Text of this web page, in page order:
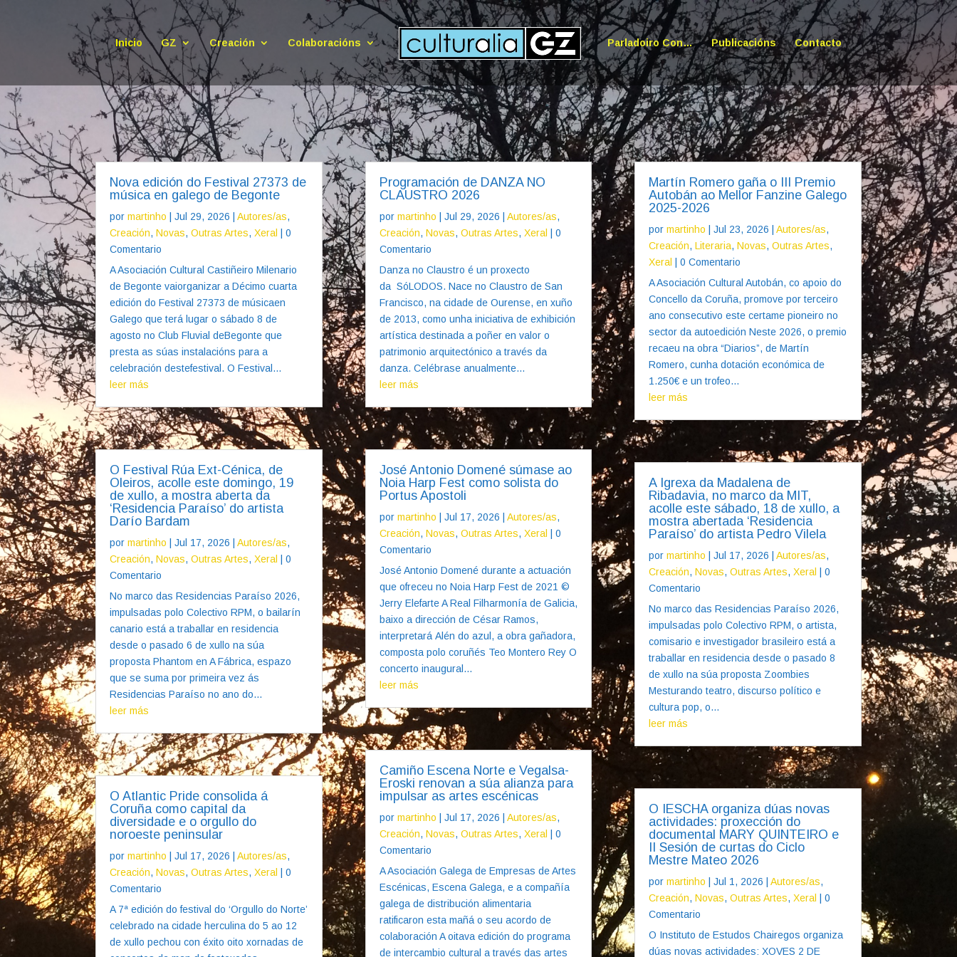
Inicio GZ Creación Colaboracións Parladoiro Con… Publicacións Contacto
Nova edición do Festival 27373 de
música en galego de Begonte
pormartinho |Jul 29, 2026 |Autores/as,
Creación,Novas,Outras Artes,Xeral
| 0
Comentario
A Asociación Cultural Castiñeiro Milenario
de Begonte vaiorganizar a Décimo cuarta
edición do Festival 27373 de músicaen
Galego que terá lugar o sábado 8 de
agosto no Club Fluvial deBegonte que
presta as súas instalacións para a
celebración destefestival. O Festival...
leer más
O Festival Rúa Ext-Cénica, de
Oleiros, acolle este domingo, 19
de xullo, a mostra aberta da
‘Residencia Paraíso’ do artista
Darío Bardam
pormartinho |Jul 17, 2026 |Autores/as,
Creación,Novas,Outras Artes,Xeral
| 0
Comentario
No marco das Residencias Paraíso 2026,
impulsadas polo Colectivo RPM, o bailarín
canario está a traballar en residencia
desde o pasado 6 de xullo na súa
proposta Phantom en A Fábrica, espazo
que se suma por primeira vez ás
Residencias Paraíso no ano do...
leer más
O Atlantic Pride consolida á
Coruña como capital da
diversidade e o orgullo do
noroeste peninsular
pormartinho |Jul 17, 2026 |Autores/as,
Creación,Novas,Outras Artes,Xeral
| 0
Comentario
A 7ª edición do festival do ‘Orgullo do Norte’
celebrado na cidade herculina do 5 ao 12
de xullo pechou con éxito oito xornadas de
Programación de DANZA NO
CLAUSTRO 2026
por martinho Jul 29, 2026 Autores/as,
Creación, Novas, Outras Artes, Xeral
| 0
Comentario
Danza no Claustro é un proxecto
da SóLODOS. Nace no Claustro de San
Francisco, na cidade de Ourense, en xuño
de 2013, como unha iniciativa de exhibición
artística destinada a poñer en valor o
patrimonio arquitectónico a través da
danza. Celébrase anualmente...
leer más
José Antonio Domené súmase ao
Noia Harp Fest como solista do
Portus Apostoli
por martinho Jul 17, 2026 Autores/as,
Creación, Novas, Outras Artes, Xeral
| 0
Comentario
José Antonio Domené durante a actuación
que ofreceu no Noia Harp Fest de 2021 ©
Jerry Elefarte A Real Filharmonía de Galicia,
baixo a dirección de César Ramos,
interpretará Alén do azul, a obra gañadora,
composta polo coruñés Teo Montero Rey O
concerto inaugural...
leer más
Camiño Escena Norte e Vegalsa-
Eroski renovan a súa alianza para
impulsar as artes escénicas
por martinho Jul 17, 2026 Autores/as,
Creación, Novas, Outras Artes, Xeral
| 0
Comentario
A Asociación Galega de Empresas de Artes
Escénicas, Escena Galega, e a compañía
galega de distribución alimentaria
ratificaron esta mañá o seu acordo de
colaboración A oitava edición do programa
de intercambio cultural a través das artes
Martín Romero gaña o III Premio
Autobán ao Mellor Fanzine Galego
2025-2026
por martinho Jul 23, 2026 Autores/as,
Creación, Literaria, Novas, Outras Artes,
Xeral
| 0 Comentario
A Asociación Cultural Autobán, co apoio do
Concello da Coruña, promove por terceiro
ano consecutivo este certame pioneiro no
sector da autoedición Neste 2026, o premio
recaeu na obra “Diarios”, de Martín
Romero, cunha dotación económica de
1.250€ e un trofeo...
leer más
A Igrexa da Madalena de
Ribadavia, no marco da MIT,
acolle este sábado, 18 de xullo, a
mostra abertada ‘Residencia
Paraíso’ do artista Pedro Vilela
por martinho Jul 17, 2026 Autores/as,
Creación, Novas, Outras Artes, Xeral
| 0
Comentario
No marco das Residencias Paraíso 2026,
impulsadas polo Colectivo RPM, o artista,
comisario e investigador brasileiro está a
traballar en residencia desde o pasado 8
de xullo na súa proposta Zoombies
Mesturando teatro, discurso político e
cultura pop, o...
leer más
O IESCHA organiza dúas novas
actividades: proxección do
documental MARY QUINTEIRO e
II Sesión de curtas do Ciclo
Mestre Mateo 2026
por martinho Jul 1, 2026 Autores/as,
Creación, Novas, Outras Artes, Xeral
| 0
Comentario
O Instituto de Estudos Chairegos organiza
dúas novas actividades: XOVES 2 DE